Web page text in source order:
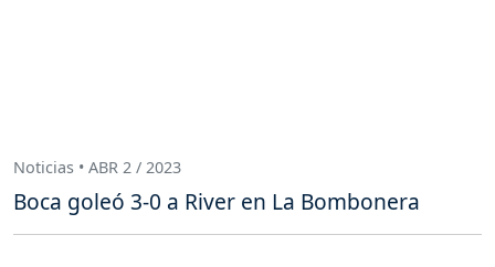
Noticias • ABR 2 / 2023
Boca goleó 3-0 a River en La Bombonera